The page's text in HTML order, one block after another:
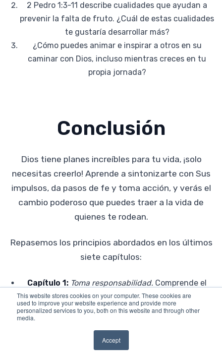
This website stores cookies on your computer. These cookies are
used to improve your website experience and provide more
personalized services to you, both on this website and through other
media.
Accept
2 Pedro 1:3-11 describe cualidades que ayudan a
prevenir la falta de fruto. ¿Cuál de estas cualidades
te gustaría desarrollar más?
¿Cómo puedes animar e inspirar a otros en su
caminar con Dios, incluso mientras creces en tu
propia jornada?
Conclusión
Dios tiene planes increíbles para tu vida, ¡solo
necesitas creerlo! Aprende a sintonizarte con Sus
impulsos, da pasos de fe y toma acción, y verás el
cambio poderoso que puedes traer a la vida de
quienes te rodean.
Repasemos los principios abordados en los últimos
siete capítulos:
Capítulo 1: Toma responsabilidad. Comprende el
papel que juegas para que la voluntad de Dios se
haga realidad.
Capítulo 2:
sientas que Dios te impulsa, sé valiente y actúa.
No esperes para obedecer.